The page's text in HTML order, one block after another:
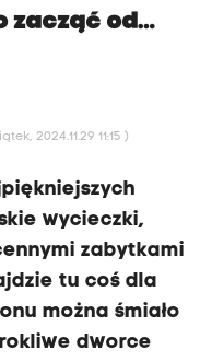
zacząć od…
2024.11.29 11:15 )
wycieczki,
zabytkami
tu coś dla
można śmiało
dworce